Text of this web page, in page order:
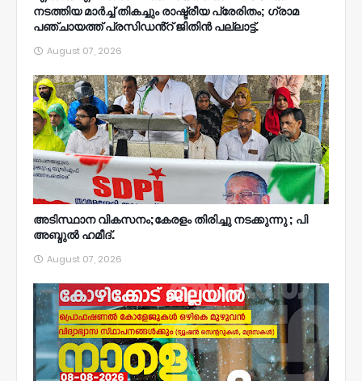
നടത്തിയ മാർച്ച് തികച്ചും രാഷ്ട്രീയ പ്രേരിതം; ഗ്രാമ
പഞ്ചായത്ത് പ്രസിഡൻ്റ് ജിതിൻ പല്ലാട്ട്.
August 07, 2026
അടിസ്ഥാന വികസനം;കേരളം തിരിച്ചു നടക്കുന്നു ; പി
അബ്ദുൽ ഹമീദ്.
August 07, 2026